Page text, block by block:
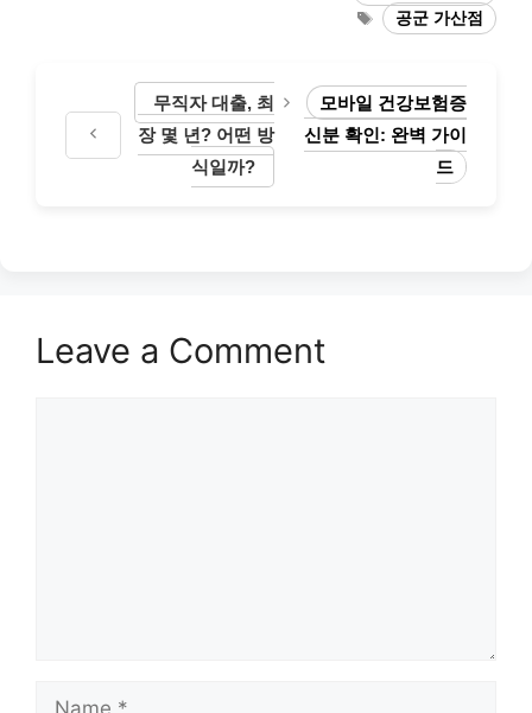
Tags공군 가산점
무직자 대출, 최
장 몇 년? 어떤 방
식일까?
모바일 건강보험증
신분 확인: 완벽 가이
드
Leave a Comment
Name